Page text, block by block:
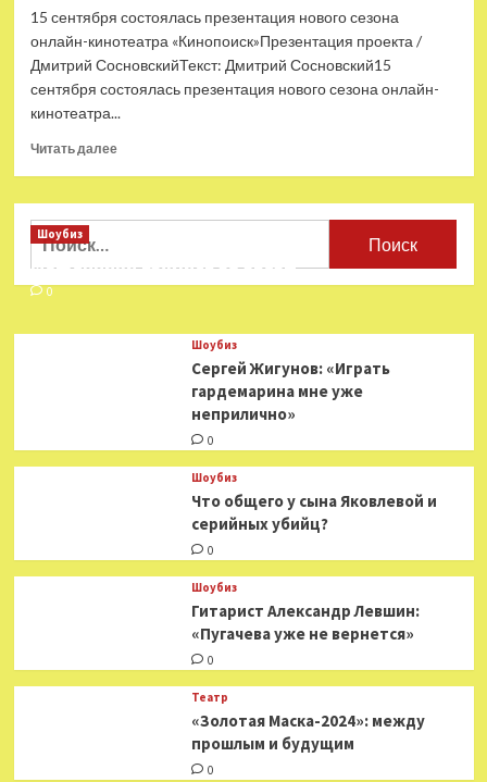
15 сентября состоялась презентация нового сезона
онлайн-кинотеатра «Кинопоиск»Презентация проекта /
Дмитрий СосновскийТекст: Дмитрий Сосновский15
сентября состоялась презентация нового сезона онлайн-
кинотеатра...
Читать далееПрочитать
«Кинопоиск»
«Дозоров»
Лукьяненко
снимет
Год
Литературы
Найти:
Шоубиз
Мошенники взялись за звезд
0
Шоубиз
Сергей Жигунов: «Играть
гардемарина мне уже
неприлично»
0
Шоубиз
Что общего у сына Яковлевой и
серийных убийц?
0
Шоубиз
Гитарист Александр Левшин:
«Пугачева уже не вернется»
0
Театр
«Золотая Маска-2024»: между
прошлым и будущим
0